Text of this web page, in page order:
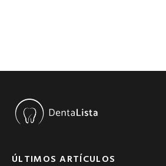
ÚLTIMOS ARTÍCULOS